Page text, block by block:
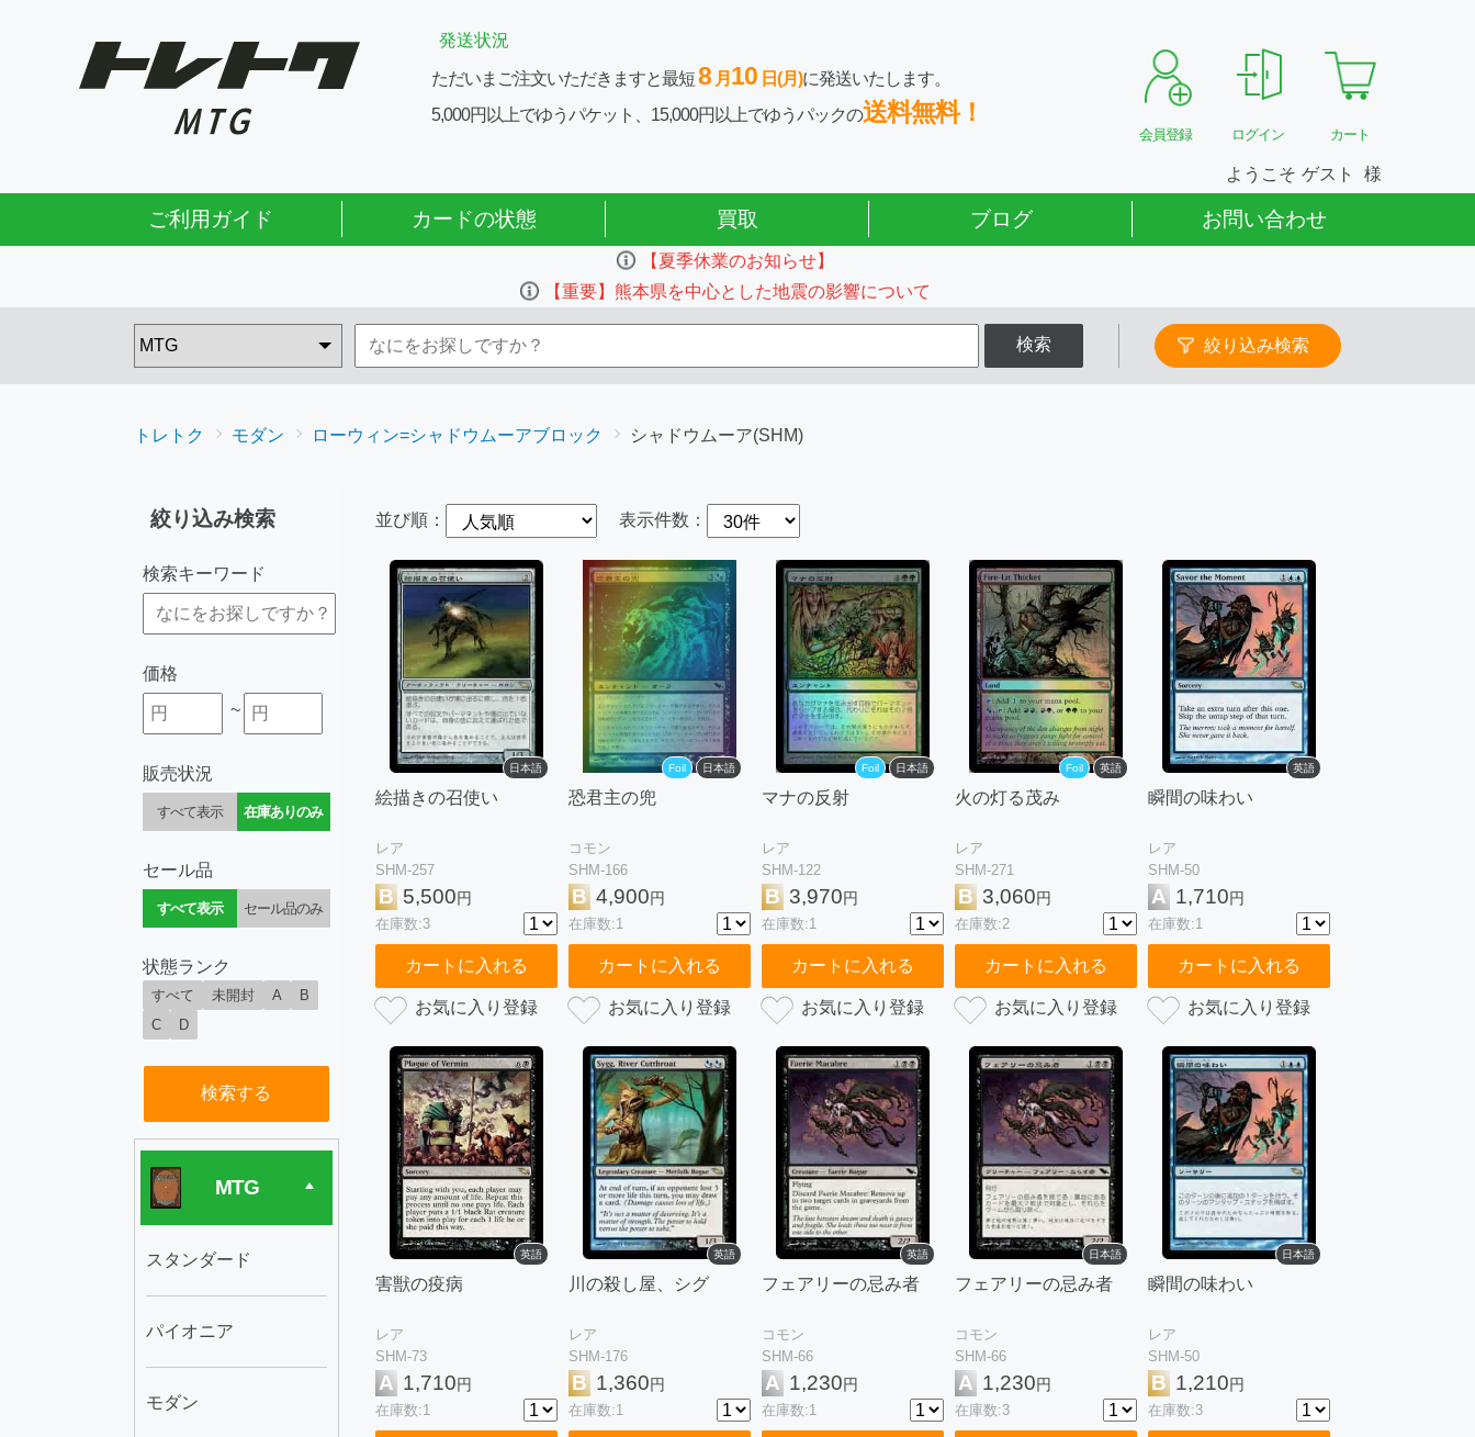
発送状況
ただいまご注文いただきますと最短8 月 10 日(月)に発送いたします。
5,000円以上でゆうパケット、15,000円以上でゆうパックの送料無料！
会員登録 ログイン カート
ようこそ ゲスト
ご利用ガイド カードの状態 買取 ブログ お問い合わせ
【夏季休業のお知らせ】
【重要】熊本県を中心とした地震の影響について
検索 絞り込み検索
トレトク モダン ローウィン=シャドウムーアブロック シャドウムーア(SHM)
絞り込み検索
検索キーワード
価格
~
販売状況
すべて表示 在庫ありのみ
セール品
すべて表示 セール品のみ
状態ランク
すべて 未開封 A
B
C
D
検索する
MTG
スタンダード
パイオニア
モダン
並び順： 表示件数：
日本語
絵描きの召使い
レア
SHM-257
B 5,500円
在庫数:3
カートに入れる
Foil 日本語
恐君主の兜
コモン
SHM-166
B 4,900円
在庫数:1
カートに入れる
Foil 日本語
マナの反射
レア
SHM-122
B 3,970円
在庫数:1
カートに入れる
Foil 英語
火の灯る茂み
レア
SHM-271
B 3,060円
在庫数:2
カートに入れる
英語
瞬間の味わい
レア
SHM-50
A 1,710円
在庫数:1
カートに入れる
英語
害獣の疫病
レア
SHM-73
A 1,710円
在庫数:1
英語
川の殺し屋、シグ
レア
SHM-176
B 1,360円
在庫数:1
英語
フェアリーの忌み者
コモン
SHM-66
A 1,230円
在庫数:1
日本語
フェアリーの忌み者
コモン
SHM-66
A 1,230円
在庫数:3
日本語
瞬間の味わい
レア
SHM-50
B 1,210円
在庫数:3